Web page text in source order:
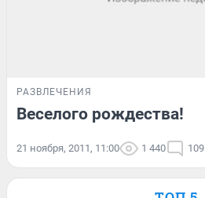
РАЗВЛЕЧЕНИЯ
Веселого рождества!
21 ноября, 2011, 11:00 1 440 109